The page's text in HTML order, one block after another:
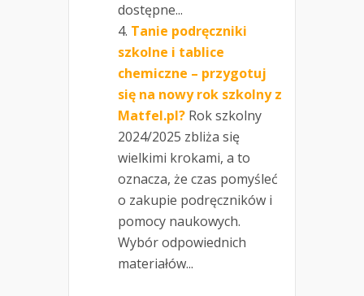
dostępne...
Tanie podręczniki
szkolne i tablice
chemiczne – przygotuj
się na nowy rok szkolny z
Matfel.pl? Rok szkolny
2024/2025 zbliża się
wielkimi krokami, a to
oznacza, że czas pomyśleć
o zakupie podręczników i
pomocy naukowych.
Wybór odpowiednich
materiałów...